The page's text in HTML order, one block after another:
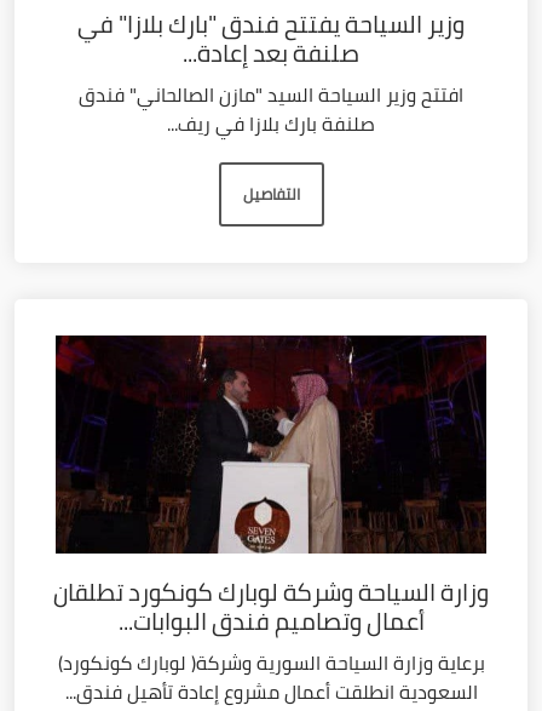
وزير السياحة يفتتح فندق "بارك بلازا" في
صلنفة بعد إعادة...
افتتح وزير السياحة السيد "مازن الصالحاني" فندق
صلنفة بارك بلازا في ريف...
التفاصيل
وزارة السياحة وشركة لوبارك كونكورد تطلقان
أعمال وتصاميم فندق البوابات...
برعاية وزارة السياحة السورية وشركة( لوبارك كونكورد)
السعودية انطلقت أعمال مشروع إعادة تأهيل فندق...